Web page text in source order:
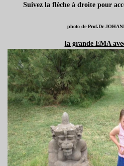
Suivez la flèche à droite pour
photo de Prof.Dr
la grande EMA